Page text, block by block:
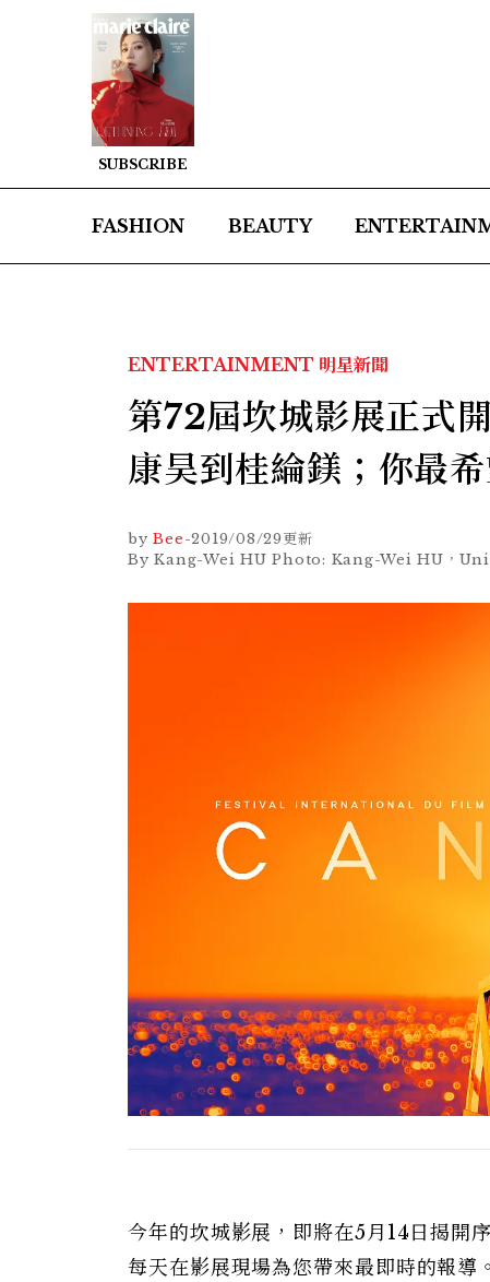
SUBSCRIBE
FASHION BEAUTY
ENTERTAINMENT 明星新聞
第72屆坎城影展正式
康昊到桂綸鎂；你最
by Bee-2019/08/29更新
By Kang-Wei HU Photo: Kang-Wei HU，
今年的坎城影展，即將在5月14日揭開
每天在影展現場為您帶來最即時的報導。